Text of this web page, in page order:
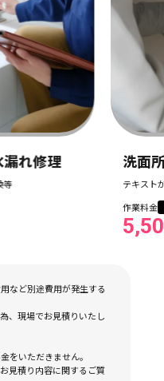
れ修理 洗面
テキストが
作業料金
5,500
など別途費用が発生する
、現場でお見積りいたし
をいただきません。
見積り内容に関するご質